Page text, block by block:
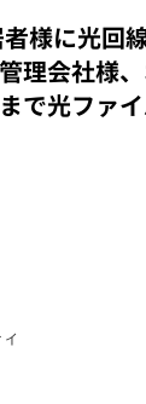
様に光回
理会社様
で光ファ